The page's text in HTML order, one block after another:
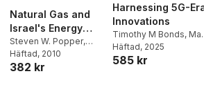
Natural Gas and
Israel's Energy
Future
Steven W. Popper,
Claude Berrebi
Griffin ,Thomas Light
Häftad, 2010
382 kr
Harnessing 5G-
Innovations
Timothy M Bonds,
Lee,Nicholas A
O'Donoughue
Häftad, 2025
585 kr